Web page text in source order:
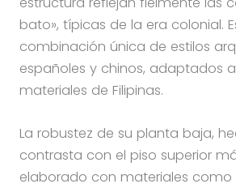
bato», típicas de la era colonial.
combinación única de estilos
españoles y chinos, adaptados
materiales de Filipinas.
La robustez de su planta baja,
contrasta con el piso superior
elaborado con materiales